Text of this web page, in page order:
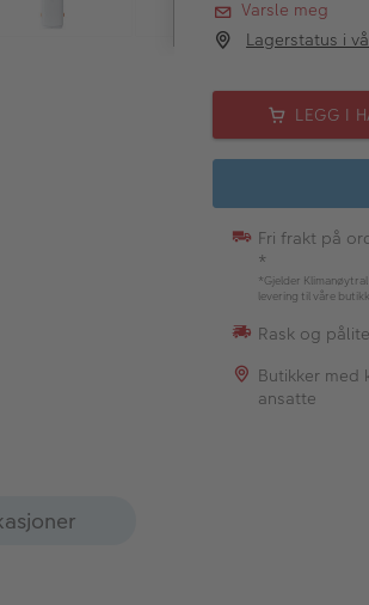
Varsle meg
Lagerstatus i
LEGG I
Fri frakt på
*
*Gjelder
levering til våre
Rask og
Butikker med
ansatte